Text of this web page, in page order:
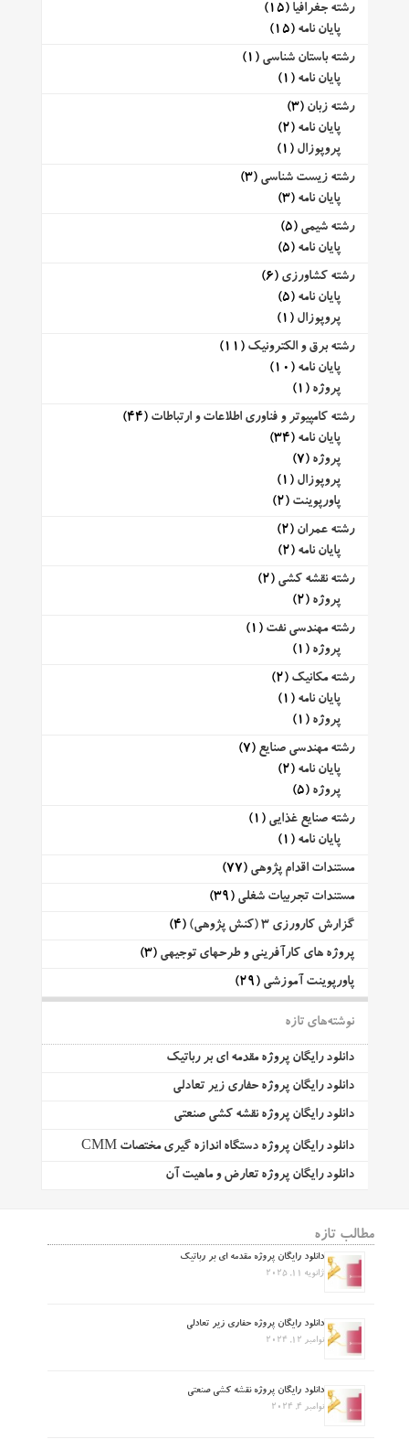
رشته جغرافیا (15)
پایان نامه (15)
رشته باستان شناسی (1)
پایان نامه (1)
رشته زبان (3)
پایان نامه (2)
پروپوزال (1)
رشته زیست شناسی (3)
پایان نامه (3)
رشته شیمی (5)
پایان نامه (5)
رشته کشاورزی (6)
پایان نامه (5)
پروپوزال (1)
رشته برق و الکترونیک (11)
پایان نامه (10)
پروژه (1)
رشته کامپیوتر و فناوری اطلاعات و ارتباطات (44)
پایان نامه (34)
پروژه (7)
پروپوزال (1)
پاورپوینت (2)
رشته عمران (2)
پایان نامه (2)
رشته نقشه کشی (2)
پروژه (2)
رشته مهندسی نفت (1)
پروژه (1)
رشته مکانیک (2)
پایان نامه (1)
پروژه (1)
رشته مهندسی صنایع (7)
پایان نامه (2)
پروژه (5)
رشته صنایع غذایی (1)
پایان نامه (1)
مستندات اقدام پژوهی (77)
مستندات تجربیات شغلی (39)
گزارش کارورزی 3 (کنش پژوهی)
(4)
پروژه های کارآفرینی و طرحهای توجیهی (3)
پاورپوینت آموزشی (29)
نوشته‌های تازه
دانلود رایگان پروژه مقدمه ای بر رباتیک
دانلود رایگان پروژه حفاری زیر تعادلی
دانلود رایگان پروژه نقشه کشی صنعتی
دانلود رایگان پروژه دستگاه اندازه گیری مختصات CMM
دانلود رایگان پروژه تعارض و ماهیت آن
مطالب تازه
دانلود رایگان پروژه مقدمه ای بر رباتیک
ژانویه 11, 2025
دانلود رایگان پروژه حفاری زیر تعادلی
نوامبر 12, 2024
دانلود رایگان پروژه نقشه کشی صنعتی
نوامبر 4, 2024